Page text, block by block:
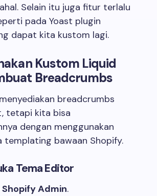
Selain itu juga fitur terlalu
pada Yoast plugin
dapat kita kustom lagi.
Kustom Liquid
Breadcrumbs
breadcrumbs
tetapi kita bisa
dengan menggunakan
templating bawaan Shopify.
Tema Editor
Shopify Admin.